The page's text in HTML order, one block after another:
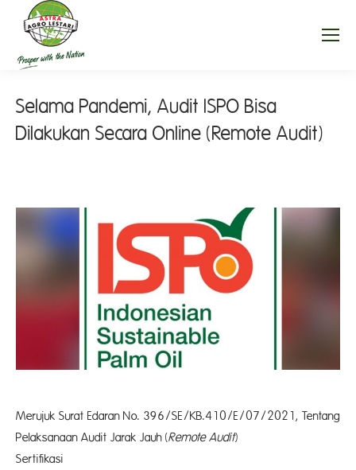
Selama Pandemi, Audit ISPO Bisa
Dilakukan Secara Online (Remote Audit)
Merujuk Surat Edaran No. 396/SE/KB.410/E/07/2021, Tentang
Pelaksanaan Audit Jarak Jauh (Remote Audit)